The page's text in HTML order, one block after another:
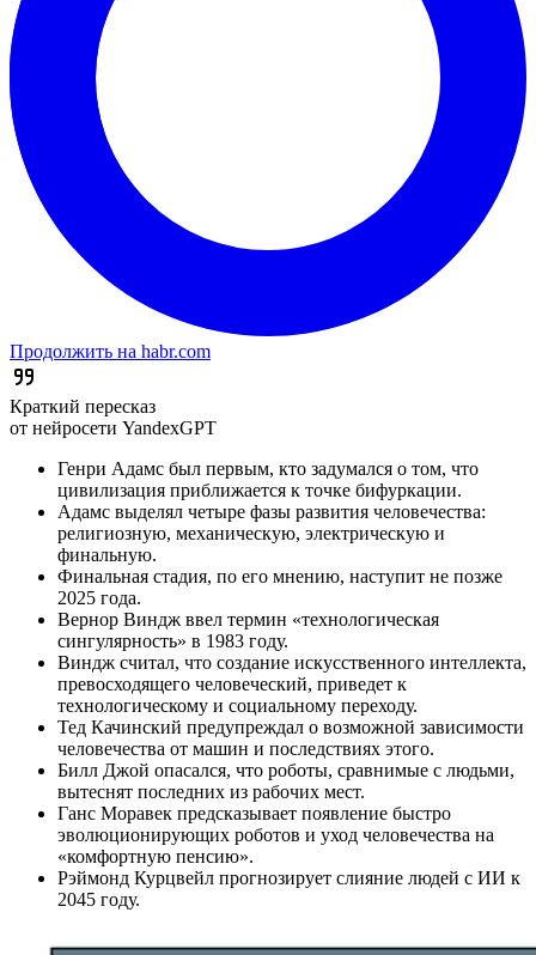
Продолжить на habr.com
Краткий пересказ
от нейросети YandexGPT
Генри Адамс был первым, кто задумался о том, что
цивилизация приближается к точке бифуркации.
Адамс выделял четыре фазы развития человечества:
религиозную, механическую, электрическую и
финальную.
Финальная стадия, по его мнению, наступит не позже
2025 года.
Вернор Виндж ввел термин «технологическая
сингулярность» в 1983 году.
Виндж считал, что создание искусственного интеллекта,
превосходящего человеческий, приведет к
технологическому и социальному переходу.
Тед Качинский предупреждал о возможной зависимости
человечества от машин и последствиях этого.
Билл Джой опасался, что роботы, сравнимые с людьми,
вытеснят последних из рабочих мест.
Ганс Моравек предсказывает появление быстро
эволюционирующих роботов и уход человечества на
«комфортную пенсию».
Рэймонд Курцвейл прогнозирует слияние людей с ИИ к
2045 году.